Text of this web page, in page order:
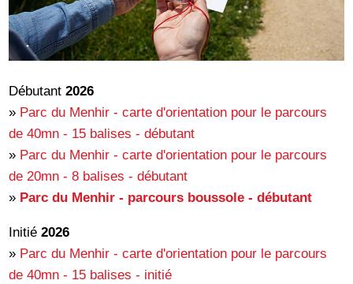
Débutant2026
» Parc du Menhir - carte d'orientation pour le parcours
de 40mn - 15 balises - débutant
» Parc du Menhir - carte d'orientation pour le parcours
de 20mn - 8 balises - débutant
» Parc du Menhir - parcours boussole - débutant
Initié2026
» Parc du Menhir - carte d'orientation pour le parcours
de 40mn - 15 balises - initié